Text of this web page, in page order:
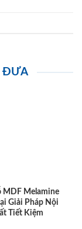
ĐƯA
MDF Melamine
Giải Pháp Nội
Tiết Kiệm